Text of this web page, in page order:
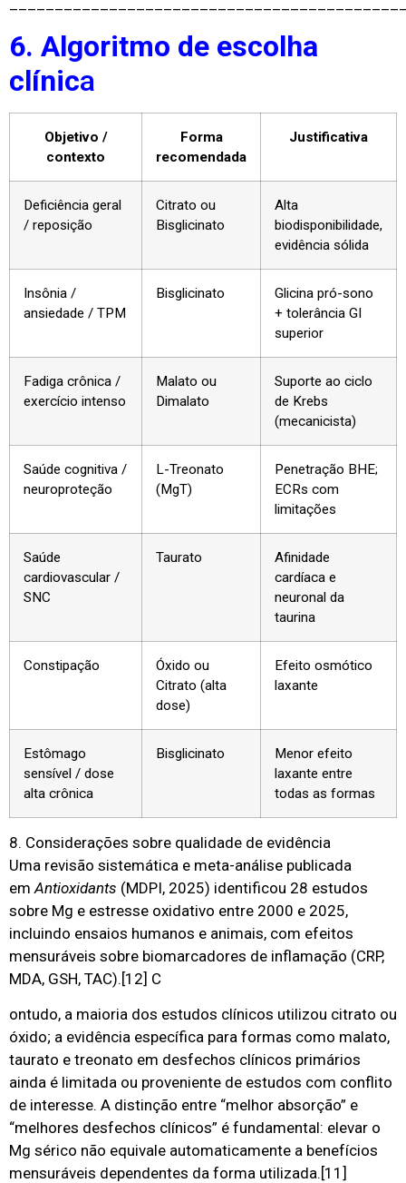
6. Algoritmo de escolha
clínica
Objetivo /
contexto
Forma
recomendada
Justificativa
Deficiência geral
/ reposição
Citrato ou
Bisglicinato
Alta
biodisponibilidade,
evidência sólida
Insônia /
ansiedade / TPM
Bisglicinato
Glicina pró-sono
+ tolerância GI
superior
Fadiga crônica /
exercício intenso
Malato ou
Dimalato
Suporte ao ciclo
de Krebs
(mecanicista)
Saúde cognitiva /
neuroproteção
L-Treonato
(MgT)
Penetração BHE;
ECRs com
limitações
Saúde
cardiovascular /
SNC
Taurato
Afinidade
cardíaca e
neuronal da
taurina
Constipação
Óxido ou
Citrato (alta
dose)
Efeito osmótico
laxante
Estômago
sensível / dose
alta crônica
Bisglicinato
Menor efeito
laxante entre
todas as formas
8. Considerações sobre qualidade de evidência
Uma revisão sistemática e meta-análise publicada
em Antioxidants (MDPI, 2025) identificou 28 estudos
sobre Mg e estresse oxidativo entre 2000 e 2025,
incluindo ensaios humanos e animais, com efeitos
mensuráveis sobre biomarcadores de inflamação (CRP,
MDA, GSH, TAC). [12] C
ontudo, a maioria dos estudos clínicos utilizou citrato ou
óxido; a evidência específica para formas como malato,
taurato e treonato em desfechos clínicos primários
ainda é limitada ou proveniente de estudos com conflito
de interesse. A distinção entre “melhor absorção” e
“melhores desfechos clínicos” é fundamental: elevar o
Mg sérico não equivale automaticamente a benefícios
mensuráveis dependentes da forma utilizada. [11]